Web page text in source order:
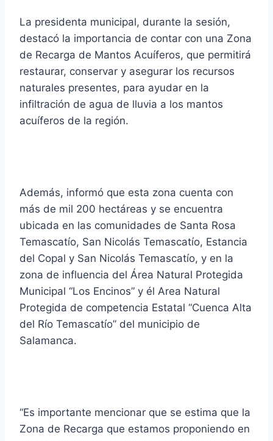
La presidenta municipal, durante la sesión,
destacó la importancia de contar con una Zona
de Recarga de Mantos Acuíferos, que permitirá
restaurar, conservar y asegurar los recursos
naturales presentes, para ayudar en la
infiltración de agua de lluvia a los mantos
acuíferos de la región.
Además, informó que esta zona cuenta con
más de mil 200 hectáreas y se encuentra
ubicada en las comunidades de Santa Rosa
Temascatío, San Nicolás Temascatío, Estancia
del Copal y San Nicolás Temascatío, y en la
zona de influencia del Área Natural Protegida
Municipal “Los Encinos” y él Area Natural
Protegida de competencia Estatal “Cuenca Alta
del Río Temascatío” del municipio de
Salamanca.
“Es importante mencionar que se estima que la
Zona de Recarga que estamos proponiendo en